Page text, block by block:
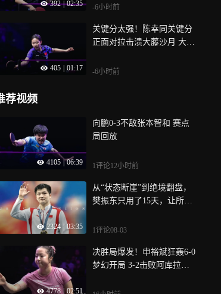
392 | 02:35 -6小时前
405 01:17
关键分太强！陈幸同关键分
正面对拉击溃大藤沙月 大比
-6小时前
荐视频
4105 06:39
向鹏0-3不敌张本智和 赛点
局回放
1评论12小时前
2324 03:35
从“状态断崖”到绝境翻盘，
樊振东只用了15天，让所有
1评论08-03
4778 | 02:51
决胜局爆发！申裕斌狂轰6-0
梦幻开局 3-2击败阿库拉晋